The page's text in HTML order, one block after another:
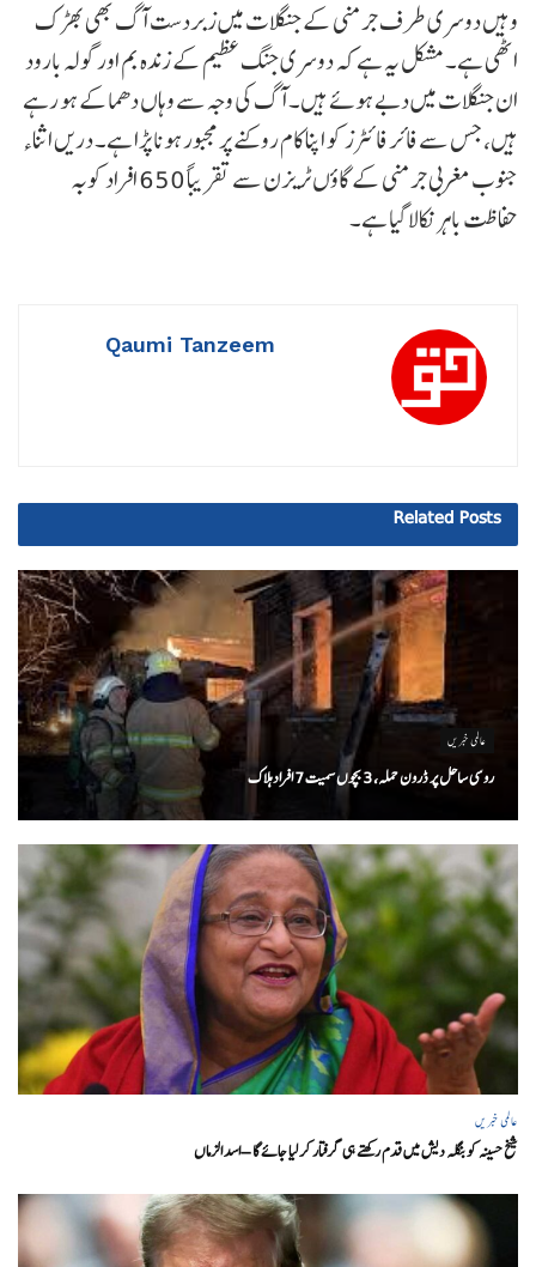
وہیں دوسری طرف جرمنی کے جنگلات میں زبردست آگ بھی بھڑک
اٹھی ہے۔ مشکل یہ ہے کہ دوسری جنگ عظیم کے زندہ بم اور گولہ بارود
ان جنگلات میں دبے ہوئے ہیں۔ آگ کی وجہ سے وہاں دھماکے ہو رہے
ہیں، جس سے فائر فائٹرز کو اپنا کام روکنے پر مجبور ہونا پڑا ہے۔ دریں اثناء
جنوب مغربی جرمنی کے گاؤں ٹریزن سے تقریباً 650 افراد کو بہ
حفاظت باہر نکالا گیا ہے۔
Qaumi Tanzeem
Related Posts
عالمی خبریں
روسی ساحل پر ڈرون حملہ، 3 بچوں سمیت 7 افراد ہلاک
عالمی خبریں
شیخ حسینہ کو بنگلہ دیش میں قدم رکھتے ہی گرفتار کر لیا جائے گا – اسد الزماں